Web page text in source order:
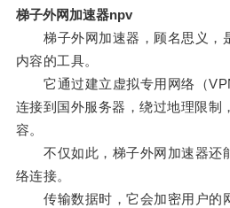
梯子外网加速器npv
梯子外网加速器，顾名思义，
内容的工具。
它通过建立虚拟专用网络（
连接到国外服务器，绕过地理限制
容。
不仅如此，梯子外网加速器还
络连接。
传输数据时，它会加密用户的